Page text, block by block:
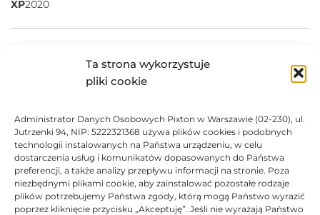
Ta strona wykorzystuje
pliki cookie
Administrator Danych Osobowych Pixton w Warszawie (02-230), ul.
Jutrzenki 94, NIP: 5222321368 używa plików cookies i podobnych
technologii instalowanych na Państwa urządzeniu, w celu
dostarczenia usług i komunikatów dopasowanych do Państwa
preferencji, a także analizy przepływu informacji na stronie. Poza
niezbędnymi plikami cookie, aby zainstalować pozostałe rodzaje
plików potrzebujemy Państwa zgody, którą mogą Państwo wyrazić
poprzez kliknięcie przycisku „Akceptuję”. Jeśli nie wyrażają Państwo
XP2020
kompatybilne z urządzeniami do którego są
przeznaczone.
Produkty posiadają certyfikaty ISO 14001, ISO 9001.
Marki i nazwy producentów drukarek i tuszów są
zastrzeżonymi znakami towarowymi użyte wyłącznie w
celach informacyjnych.
DANE TECHNICZNE